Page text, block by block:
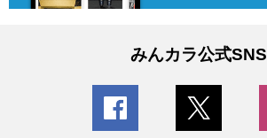
みんカラ公式SNS